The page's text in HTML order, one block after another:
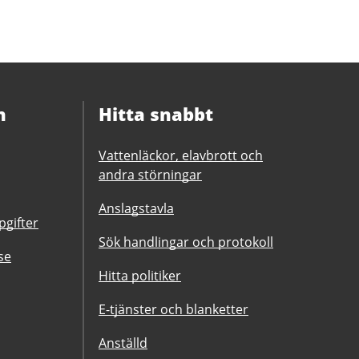
Hitta snabbt
Vattenläckor, elavbrott och
andra störningar
Anslagstavla
Sök handlingar och protokoll
Hitta politiker
E-tjänster och blanketter
Anställd